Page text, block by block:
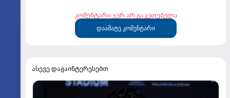
კომენტარი ჯერ არ გაკეთებულა
დაამატე კომენტარი
ასევე დაგაინტერესებთ